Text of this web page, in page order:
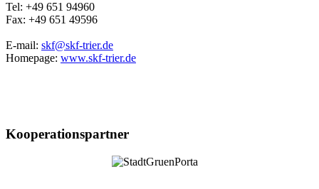
Tel: +49 651 94960
Fax: +49 651 49596
E-mail: skf@skf-trier.de
Homepage: www.skf-trier.de
Kooperationspartner